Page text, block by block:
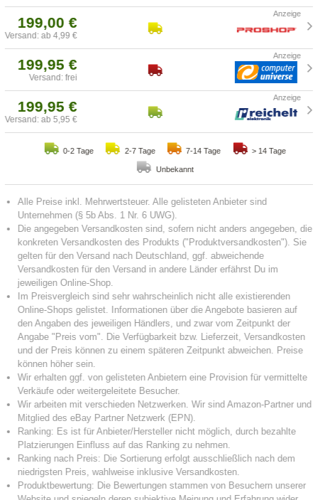
199,00 €
Versand: ab 4,99 €
199,95 €
Versand: frei
199,95 €
Versand: ab 5,95 €
0-2 Tage 2-7 Tage 7-14 Tage > 14 Tage
Unbekannt